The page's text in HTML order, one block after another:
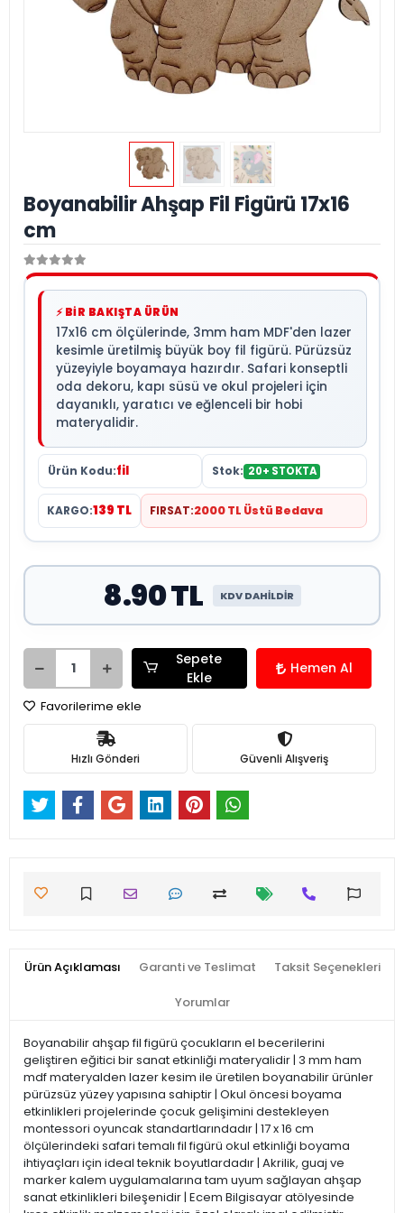
Boyanabilir Ahşap Fil Figürü 17x16
cm
⚡ BİR BAKIŞTA ÜRÜN
17x16 cm ölçülerinde, 3mm ham MDF'den lazer
kesimle üretilmiş büyük boy fil figürü. Pürüzsüz
yüzeyiyle boyamaya hazırdır. Safari konseptli
oda dekoru, kapı süsü ve okul projeleri için
dayanıklı, yaratıcı ve eğlenceli bir hobi
materyalidir.
Ürün Kodu:fil Stok: 20+ STOKTA
KARGO:139 TL FIRSAT:2000 TL Üstü Bedava
8.90 TL KDV DAHİLDİR
Sepete
Ekle
Hemen Al
Favorilerime ekle
Hızlı Gönderi Güvenli Alışveriş
Ürün Açıklaması Garanti ve Teslimat Taksit Seçenekleri
Yorumlar
Boyanabilir ahşap fil figürü çocukların el becerilerini
geliştiren eğitici bir sanat etkinliği materyalidir | 3 mm ham
mdf materyalden lazer kesim ile üretilen boyanabilir ürünler
pürüzsüz yüzey yapısına sahiptir | Okul öncesi boyama
etkinlikleri projelerinde çocuk gelişimini destekleyen
montessori oyuncak standartlarındadır | 17 x 16 cm
ölçülerindeki safari temalı fil figürü okul etkinliği boyama
ihtiyaçları için ideal teknik boyutlardadır | Akrilik, guaj ve
marker kalem uygulamalarına tam uyum sağlayan ahşap
sanat etkinlikleri bileşenidir | Ecem Bilgisayar atölyesinde